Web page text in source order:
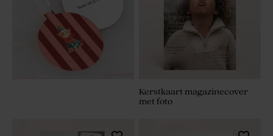
Kerstkaart magazinecover
met foto